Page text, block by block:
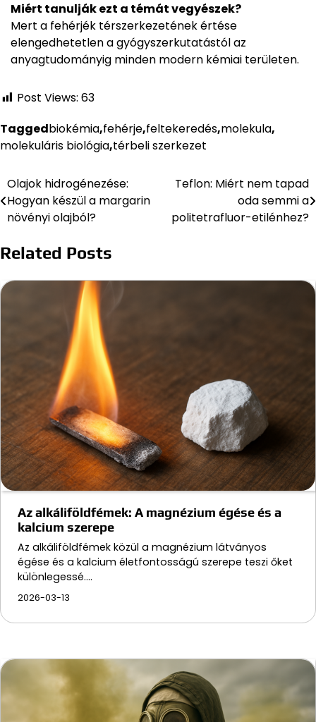
Miért tanulják ezt a témát vegyészek?
Mert a fehérjék térszerkezetének értése
elengedhetetlen a gyógyszerkutatástól az
anyagtudományig minden modern kémiai területen.
Post Views: 63
Taggedbiokémia,fehérje,feltekeredés,molekula,
molekuláris biológia,térbeli szerkezet
Bejegyzés
navigáció
Olajok hidrogénezése:
Hogyan készül a margarin
növényi olajból?
Teflon: Miért nem tapad
oda semmi a
politetrafluor-etilénhez?
Related Posts
Az alkáliföldfémek: A magnézium égése és a
kalcium szerepe
Az alkáliföldfémek közül a magnézium látványos
égése és a kalcium életfontosságú szerepe teszi őket
különlegessé.…
2026-03-13